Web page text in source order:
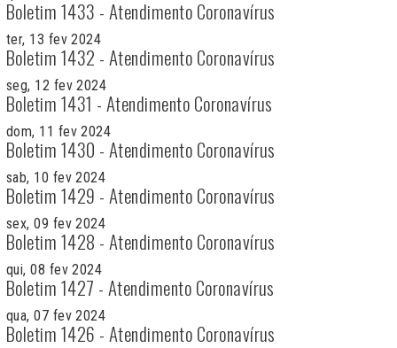
Boletim 1433 - Atendimento Coronavírus
ter, 13 fev 2024
Boletim 1432 - Atendimento Coronavírus
seg, 12 fev 2024
Boletim 1431 - Atendimento Coronavírus
dom, 11 fev 2024
Boletim 1430 - Atendimento Coronavírus
sab, 10 fev 2024
Boletim 1429 - Atendimento Coronavírus
sex, 09 fev 2024
Boletim 1428 - Atendimento Coronavírus
qui, 08 fev 2024
Boletim 1427 - Atendimento Coronavírus
qua, 07 fev 2024
Boletim 1426 - Atendimento Coronavírus